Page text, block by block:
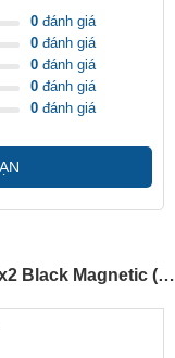
0 đánh giá
0 đánh giá
0 đánh giá
0 đánh giá
0 đánh giá
Hỏi, Đáp về MoYu Weipo WR M 2x2x2 Black Magnetic (có nam châm ) - SP005183